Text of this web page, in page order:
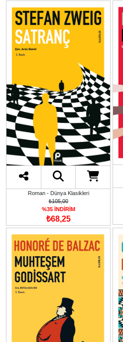
Roman - Dünya Klasikleri
₺105,00
%35 İNDİRİM
₺68,25